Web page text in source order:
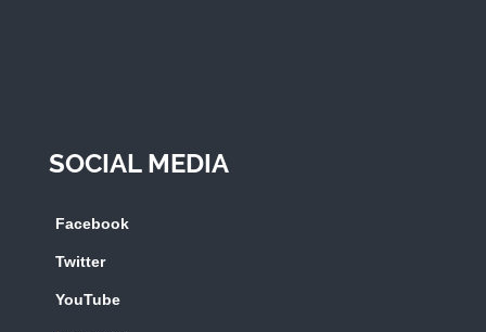
SOCIAL MEDIA
Facebook
Twitter
YouTube